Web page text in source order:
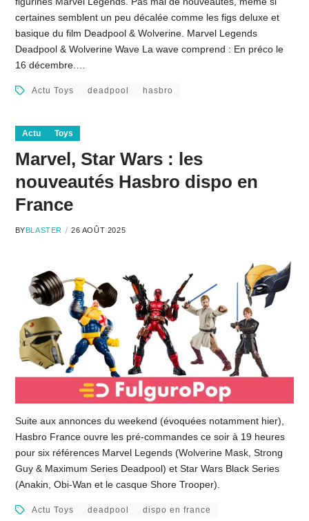
certaines semblent un peu décalée comme les figs deluxe et
basique du film Deadpool & Wolverine. Marvel Legends
Deadpool & Wolverine Wave La wave comprend : En préco le
16 décembre.…
Actu Toys deadpool hasbro
Actu Toys
Marvel, Star Wars : les
nouveautés Hasbro dispo en
France
BY BLASTER 26 AOÛT 2025
Suite aux annonces du weekend (évoquées notamment hier),
Hasbro France ouvre les pré-commandes ce soir à 19 heures
pour six références Marvel Legends (Wolverine Mask, Strong
Guy & Maximum Series Deadpool) et Star Wars Black Series
(Anakin, Obi-Wan et le casque Shore Trooper).
Actu Toys deadpool dispo en france